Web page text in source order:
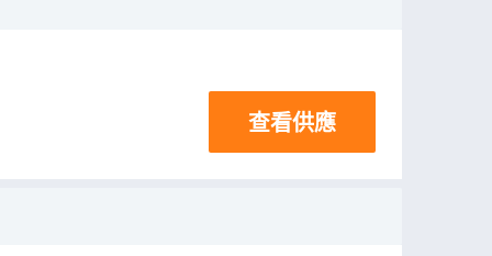
查看供應